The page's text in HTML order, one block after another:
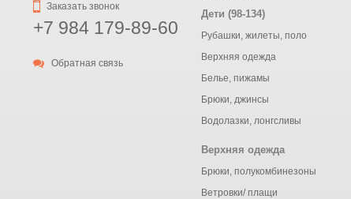
Заказать звонок
+7 984 179-89-60
Обратная связь
Дети (98-134)
Рубашки, жилеты, поло
Верхняя одежда
Белье, пижамы
Брюки, джинсы
Водолазки, лонгсливы
Верхняя одежда
Брюки, полукомбинезоны
Ветровки/ плащи